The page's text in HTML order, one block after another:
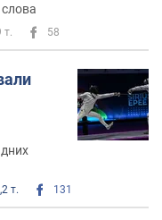
слова
т. 58
т. 131